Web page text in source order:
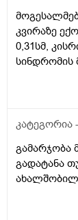
კვირაზე
0,31სმ,
სინდრომის
კატეგორია -
გამარჯობა
გადატანა